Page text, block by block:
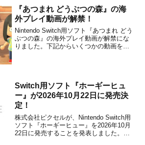
アクションアドベンチャ...
『あつまれ どうぶつの森』の海
外プレイ動画が解禁！
Nintendo Switch用ソフト『あつまれ どう
ぶつの森』の海外プレイ動画が解禁にな
りました。下記からいくつかの動画をチ
経由：Ni...
Switch用ソフト『ホーギーヒュ
ー』が2026年10月22日に発売決
定！
株式会社ピクセルが、Nintendo Switch用
ソフト『ホーギーヒュー』を2026年10月
22日に発売することを発表しました。